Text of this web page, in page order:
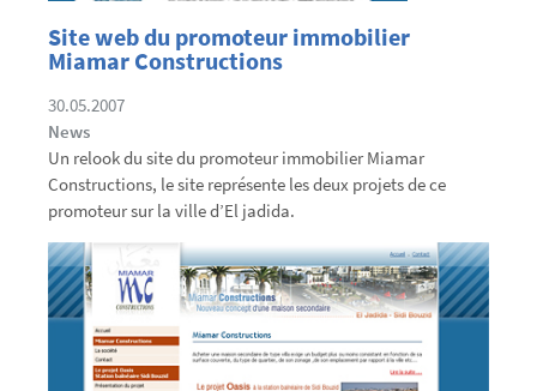
Site web du promoteur immobilier
Miamar Constructions
30.05.2007
News
Un relook du site du promoteur immobilier Miamar
Constructions, le site représente les deux projets de ce
promoteur sur la ville d’El jadida.